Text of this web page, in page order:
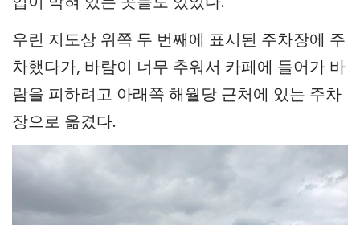
우린 지도상 위쪽 두 번째에 표시된 주차장에 주
차했다가, 바람이 너무 추워서 카페에 들어가 바
람을 피하려고 아래쪽 해월당 근처에 있는 주차
장으로 옮겼다.